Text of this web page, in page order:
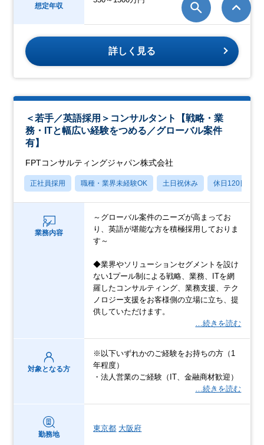
想定年収
詳しく見る
＜若手／英語採用＞コンサルタント【戦略・業
務・ITと幅広い経験をつめる／グローバル案件
有】
FPTコンサルティングジャパン株式会社
正社員採用 職種・業界未経験OK 土日祝休み 休日120日以上
業務内容
～グローバル案件のニーズが高まってお
り、英語が堪能な方を積極採用しておりま
す～
◆業界やソリューションセグメントを設け
ない1プール制による戦略、業務、ITを網
羅したコンサルティング、業務支援、テク
ノロジー支援をお客様側の立場に立ち、提
供していただけます。
…続きを読む
対象となる方
※以下いずれかのご経験をお持ちの方（1
年程度）
・法人営業のご経験（IT、金融商材歓迎）
…続きを読む
勤務地
東京都 大阪府